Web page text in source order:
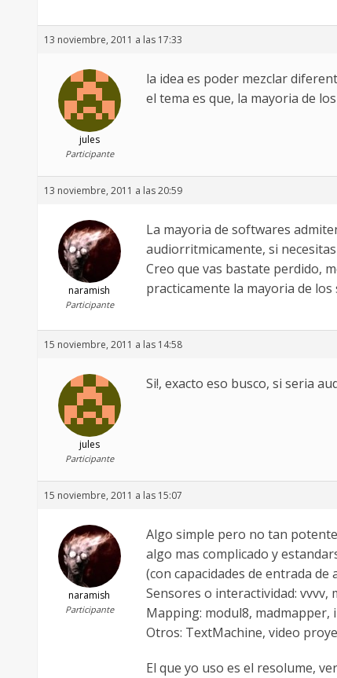
13 noviembre, 2011 a las 17:33
jules
Participante
la idea es poder mezclar
el tema es que, la mayoria de
13 noviembre, 2011 a las 20:59
naramish
Participante
La mayoria de softwares
audiorritmicamente, si
Creo que vas bastate perdido,
practicamente la mayoria de
15 noviembre, 2011 a las 14:58
jules
Participante
Si!, exacto eso busco, si seria
15 noviembre, 2011 a las 15:07
naramish
Participante
Algo simple pero no tan
algo mas complicado y
(con capacidades de entrada
Sensores o interactividad:
Mapping: modul8, madmapper,
Otros: TextMachine, video
El que yo uso es el resolume,